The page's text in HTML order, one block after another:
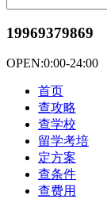
19969379869
OPEN:0:00-24:00
首页
查攻略
查学校
留学考培
定方案
查条件
查费用